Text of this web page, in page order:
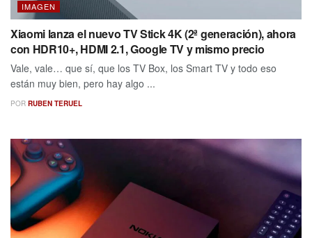
IMAGEN
Xiaomi lanza el nuevo TV Stick 4K (2ª generación), ahora
con HDR10+, HDMI 2.1, Google TV y mismo precio
Vale, vale… que sí, que los TV Box, los Smart TV y todo eso
están muy bien, pero hay algo ...
POR RUBEN TERUEL